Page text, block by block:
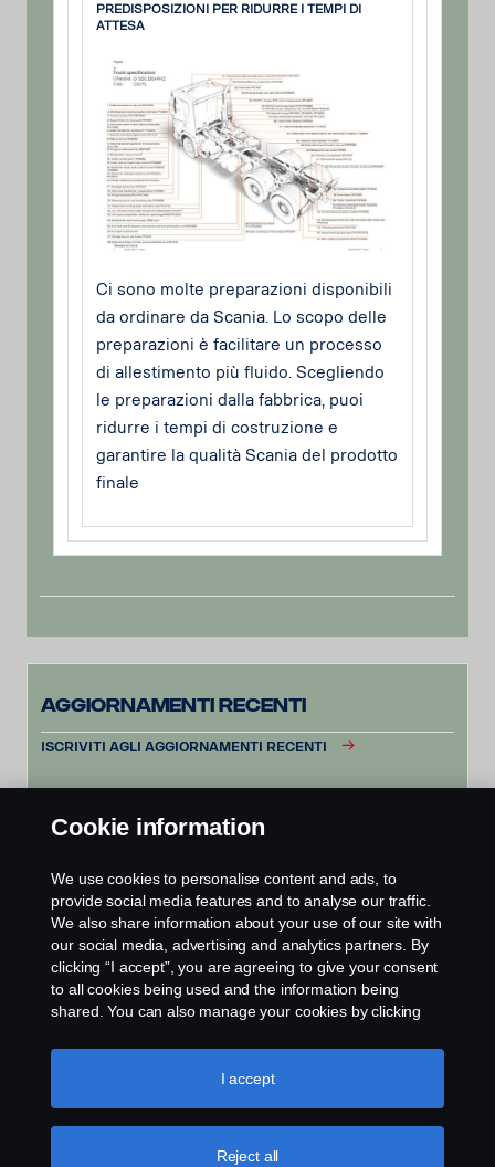
PREDISPOSIZIONI PER RIDURRE I TEMPI DI
ATTESA
Ci sono molte preparazioni disponibili
da ordinare da Scania. Lo scopo delle
preparazioni è facilitare un processo
di allestimento più fluido. Scegliendo
le preparazioni dalla fabbrica, puoi
ridurre i tempi di costruzione e
garantire la qualità Scania del prodotto
finale
Aggiornamenti recenti
ISCRIVITI AGLI AGGIORNAMENTI RECENTI
Cookie information
We use cookies to personalise content and ads, to
provide social media features and to analyse our traffic.
We also share information about your use of our site with
our social media, advertising and analytics partners. By
clicking “I accept”, you are agreeing to give your consent
to all cookies being used and the information being
shared. You can also manage your cookies by clicking
like to accept. For a more detailed explanation of how we
use cookies, please visit our cookies section, which you
Reject all
I accept